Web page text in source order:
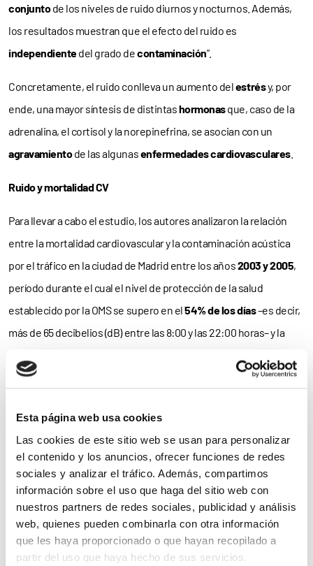
Esta página web usa cookies
Las cookies de este sitio web se usan para personalizar
el contenido y los anuncios, ofrecer funciones de redes
sociales y analizar el tráfico. Además, compartimos
información sobre el uso que haga del sitio web con
nuestros partners de redes sociales, publicidad y análisis
web, quienes pueden combinarla con otra información
que les haya proporcionado o que hayan recopilado a
partir del uso que haya hecho de sus servicios.
conjuntode los niveles de ruido diurnos y nocturnos. Además,
los resultados muestran que el efecto del ruido es
independientedel grado decontaminación”.
Concretamente, el ruido conlleva un aumento delestrésy, por
ende, una mayor síntesis de distintashormonasque, caso de la
adrenalina, el cortisol y la norepinefrina, se asocian con un
agravamientode las algunasenfermedades cardiovasculares.
Ruido y mortalidad CV
Para llevar a cabo el estudio, los autores analizaron la relación
entre la mortalidad cardiovascular y la contaminación acústica
por el tráfico en la ciudad de Madrid entre los años2003 y 2005,
período durante el cual el nivel de protección de la salud
establecido por la OMS se supero en el54% de los días–es decir,
más de 65 decibelios (dB) entre las 8:00 y las 22:00 horas– y la
Los resultados mostraron la existencia de una asociación
estadísticamente significativa entre los niveles de ruido y el
riesgo de fallecimiento a corto plazo por causas
cardiovasculares.
Concretamente, el riesgo de mortalidad aumenta un 6,6%
cada por cadadecibelioadicional. Una asociación que, además
de independiente de la
contaminación química ocasionada por
los vehículos, solo se observó en la poblaciónmayor de 65 años